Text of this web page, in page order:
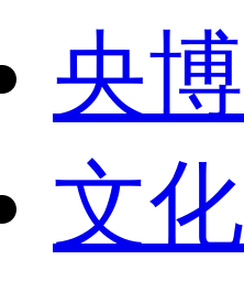
央博
文化